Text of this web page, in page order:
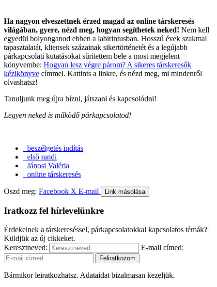
Ha nagyon elveszettnek érzed magad az online társkeresés
világában, gyere, nézd meg, hogyan segíthetek neked! Nem kell
egyedül bolyonganod ebben a labirintusban. Hosszú évek szakmai
tapasztalatát, kliensek százainak sikertörténetét és a legújabb
párkapcsolati kutatásokat sűrítettem bele a most megjelent
könyvembe: Hogyan lesz végre párom? A sikeres társkeresők
kézikönyve címmel. Kattints a linkre, és nézd meg, mi mindenről
olvashatsz!
Tanuljunk meg újra bízni, játszani és kapcsolódni!
Legyen neked is működő párkapcsolatod!
beszélgetés indítás
első randi
Jánosi Valéria
online társkeresés
Oszd meg: Facebook X E-mail Link másolása
Iratkozz fel hírlevelünkre
Érdekelnek a társkereséssel, párkapcsolatokkal kapcsolatos témák?
Küldjük az új cikkeket.
Keresztneved:
E-mail címed:
Bármikor leiratkozhatsz. Adataidat bizalmasan kezeljük.